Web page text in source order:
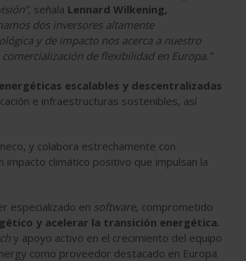
señala Lennard Wilkening,
dos inversores altamente
y de impacto nos acerca a nuestro
de flexibilidad en Europa.”
escalables y descentralizadas
e infraestructuras sostenibles, así
y colabora estrechamente con
climático positivo que impulsan la
especializado en software, comprometido
y acelerar la transición energética.
y apoyo activo en el crecimiento del equipo
como proveedor destacado en Europa